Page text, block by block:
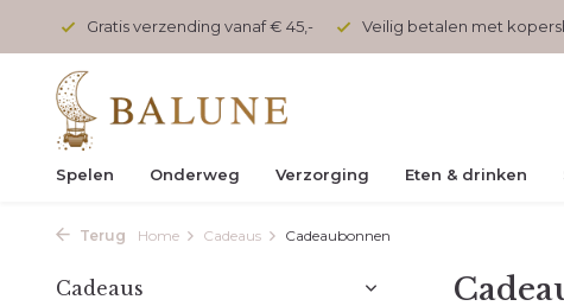
Gratis verzending vanaf € 45,- Veilig betalen met
Spelen Onderweg Verzorging Eten & drinken
Terug Home Cadeaus Cadeaubonnen
Cadeaus